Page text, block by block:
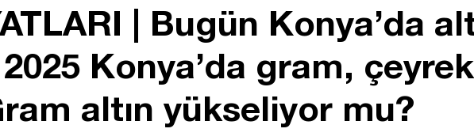
| Bugün Konya’da
Konya’da gram,
altın yükseliyor mu?